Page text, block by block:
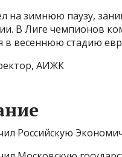
на зимнюю паузу,
В Лиге чемпионов
в весеннюю стадию
АИЖК
Российскую